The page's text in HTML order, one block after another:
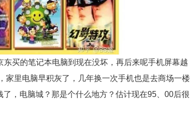
买的笔记本电脑到现在没坏，再后来呢手机屏幕越
家里电脑早积灰了，几年换一次手机也是去商场一楼
，电脑城？那是个什么地方？估计现在95、00后很